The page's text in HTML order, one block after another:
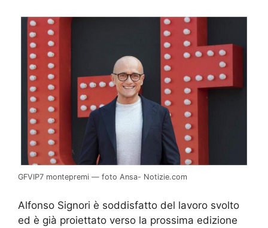
GFVIP7 montepremi — foto Ansa- Notizie.com
Alfonso Signori è soddisfatto del lavoro svolto
ed è già proiettato verso la prossima edizione